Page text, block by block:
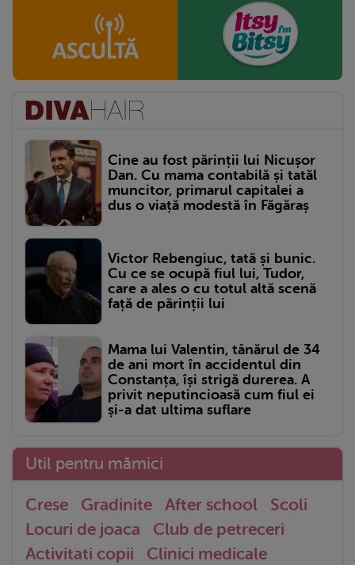
Cine au fost părinții lui Nicușor
Dan. Cu mama contabilă și tatăl
muncitor, primarul capitalei a
dus o viață modestă în Făgăraș
Victor Rebengiuc, tată și bunic.
Cu ce se ocupă fiul lui, Tudor,
care a ales o cu totul altă scenă
față de părinții lui
Mama lui Valentin, tânărul de 34
de ani mort în accidentul din
Constanța, își strigă durerea. A
privit neputincioasă cum fiul ei
și-a dat ultima suflare
Util pentru mămici
Crese Gradinite After school
Scoli
Locuri de joaca
Club de petreceri
Activitati copii
Clinici medicale